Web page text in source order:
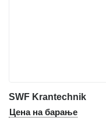
SWF Krantechnik
Цена на барање